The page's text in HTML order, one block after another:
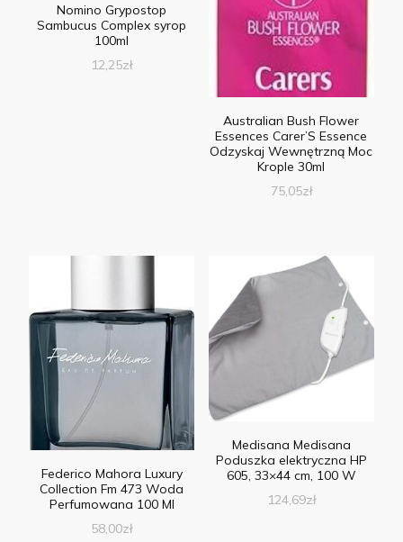
Nomino Grypostop
Sambucus Complex syrop
100ml
12,25zł
Australian Bush Flower
Essences Carer’S Essence
Odzyskaj Wewnętrzną Moc
Krople 30ml
75,05zł
Federico Mahora Luxury
Collection Fm 473 Woda
Perfumowana 100 Ml
58,00zł
Medisana Medisana
Poduszka elektryczna HP
605, 33×44 cm, 100 W
124,69zł